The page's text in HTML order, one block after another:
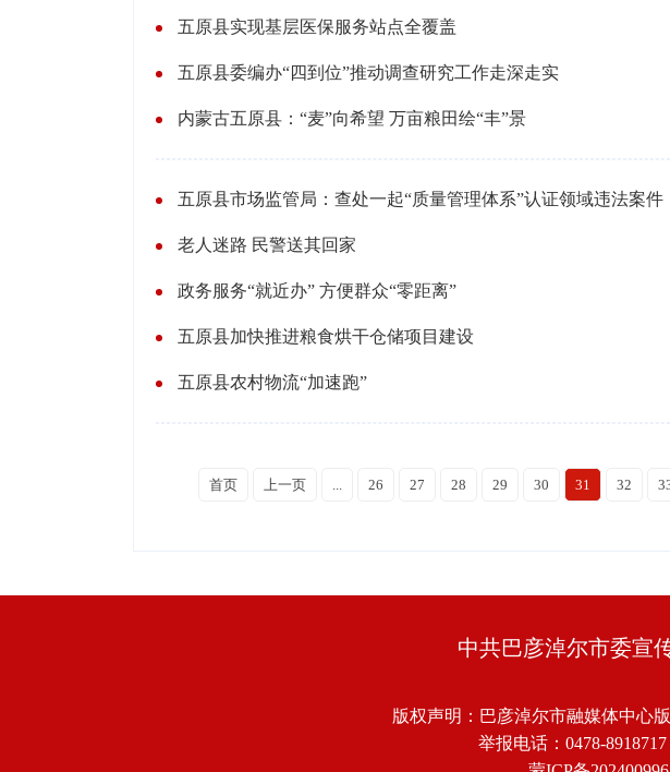
五原县实现基层医保服务站点全覆盖
五原县委编办“四到位”推动调查研究工作走深走实
内蒙古五原县：“麦”向希望 万亩粮田绘“丰”景
五原县市场监管局：查处一起“质量管理体系”认证领域违法案件
老人迷路 民警送其回家
政务服务“就近办” 方便群众“零距离”
五原县加快推进粮食烘干仓储项目建设
五原县农村物流“加速跑”
首页 上一页 ... 26 27 28 29 30 31 32
中共巴彦淖尔市委宣
版权声明：巴彦淖尔市融媒体中心
举报电话：0478-